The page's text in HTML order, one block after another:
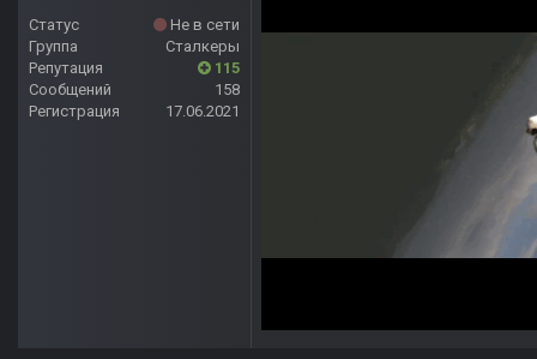
Статус
Не в сети
Группа
Сталкеры
Репутация
115
Сообщений
158
Регистрация
17.06.2021